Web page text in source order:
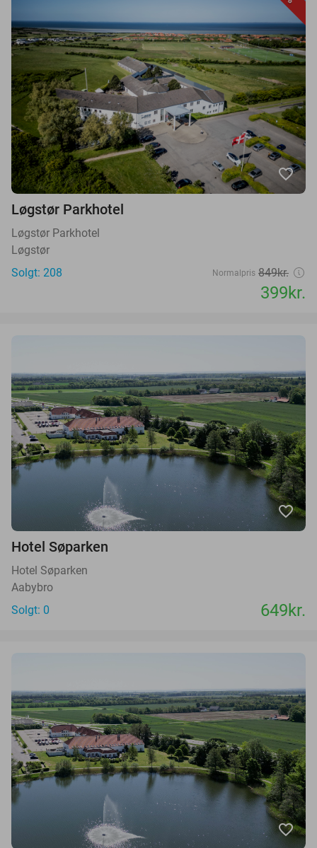
favorite_border
Løgstør Parkhotel
Løgstør Parkhotel
Løgstør
Solgt: 208
Normalpris 849kr.
399kr.
favorite_border
Hotel Søparken
Hotel Søparken
Aabybro
Solgt: 0
649kr.
favorite_border